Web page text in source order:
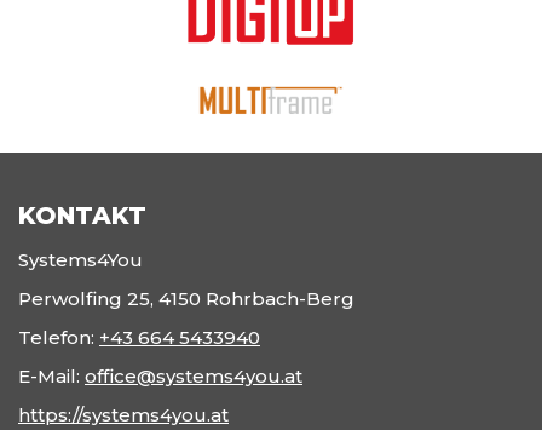
KONTAKT
Systems4You
Perwolfing 25, 4150 Rohrbach-Berg
Telefon: +43 664 5433940
E-Mail: office@systems4you.at
https://systems4you.at